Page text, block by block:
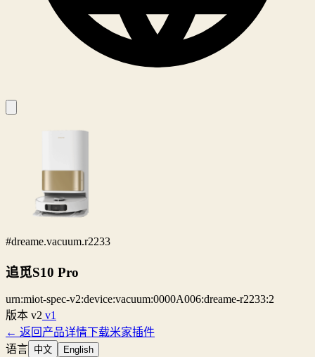
#dreame.vacuum.r2233
追觅S10 Pro
urn:miot-spec-v2:device:vacuum:0000A006:dreame-r2233:2
版本 v2 v1
← 返回产品详情下载米家插件
语言 中文 English